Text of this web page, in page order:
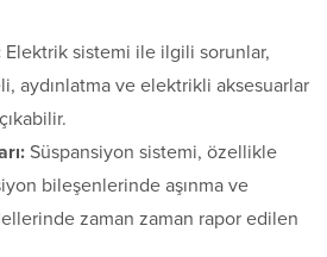
Elektrik sistemi ile ilgili sorunlar,
aydınlatma ve elektrikli aksesuarlar
Süspansiyon sistemi, özellikle
bileşenlerinde aşınma ve
zaman zaman rapor edilen